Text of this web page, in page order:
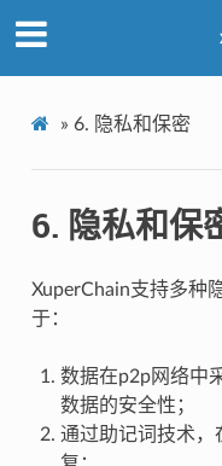
» 6. 隐私和保密
6. 隐私和保
XuperChain支持多种
于：
数据在p2p网络中
数据的安全性；
通过助记词技术，